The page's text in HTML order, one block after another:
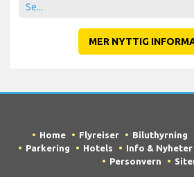
Se...
MER NYTTIG
Home Flyreiser Biluthyrning
Parkering
Hotels Info & Nyheter
Personvern